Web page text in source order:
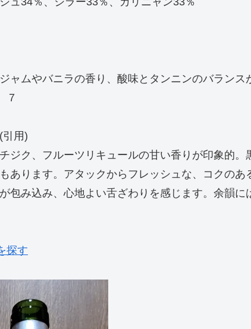
ャムやバニラの香り、酸味とタンニンのバランス
７
引用)
ジク、フルーツリキュールの甘い香りが印象的。
あります。アタックからフレッシュな、コクのあ
包み込み、心地よい舌ざわりを感じます。余韻に
探す